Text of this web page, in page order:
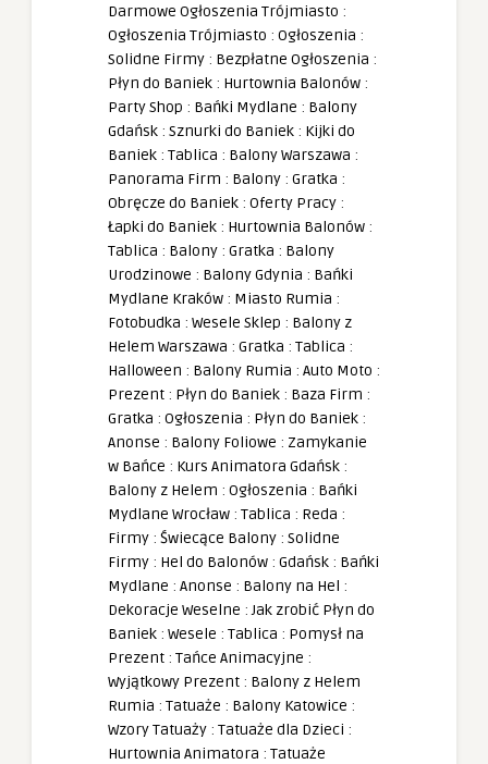
Darmowe Ogłoszenia Trójmiasto :
Ogłoszenia Trójmiasto : Ogłoszenia :
Solidne Firmy : Bezpłatne Ogłoszenia :
Płyn do Baniek : Hurtownia Balonów :
Party Shop : Bańki Mydlane : Balony
Gdańsk : Sznurki do Baniek : Kijki do
Baniek : Tablica : Balony Warszawa :
Panorama Firm : Balony : Gratka :
Obręcze do Baniek : Oferty Pracy :
Łapki do Baniek : Hurtownia Balonów :
Tablica : Balony : Gratka : Balony
Urodzinowe : Balony Gdynia : Bańki
Mydlane Kraków : Miasto Rumia :
Fotobudka : Wesele Sklep : Balony z
Helem Warszawa : Gratka : Tablica :
Halloween : Balony Rumia : Auto Moto :
Prezent : Płyn do Baniek : Baza Firm :
Gratka : Ogłoszenia : Płyn do Baniek :
Anonse : Balony Foliowe : Zamykanie
w Bańce : Kurs Animatora Gdańsk :
Balony z Helem : Ogłoszenia : Bańki
Mydlane Wrocław : Tablica : Reda :
Firmy : Świecące Balony : Solidne
Firmy : Hel do Balonów : Gdańsk : Bańki
Mydlane : Anonse : Balony na Hel :
Dekoracje Weselne :Jak zrobić Płyn do
Baniek : Wesele : Tablica : Pomysł na
Prezent : Tańce Animacyjne :
Wyjątkowy Prezent : Balony z Helem
Rumia : Tatuaże : Balony Katowice :
Wzory Tatuaży : Tatuaże dla Dzieci :
Hurtownia Animatora : Tatuaże